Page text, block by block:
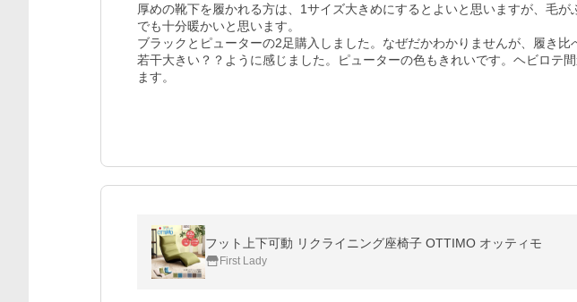
厚めの靴下を履かれる方は、1サイズ大きめにするとよいと思いますが、毛
でも十分暖かいと思います。
ブラックとピューターの2足購入しました。なぜだかわかりませんが、履き比
若干大きい？？ように感じました。ピューターの色もきれいです。ヘビロテ
ます。
フット上下可動 リクライニング座椅子 OTTIMO オッティモ
First Lady